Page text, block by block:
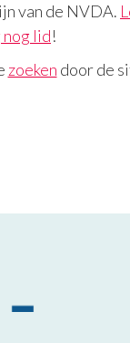
van de NVDA.
nog lid!
zoeken door de